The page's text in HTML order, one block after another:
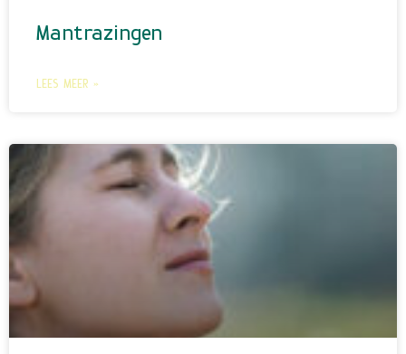
Mantrazingen
LEES MEER »